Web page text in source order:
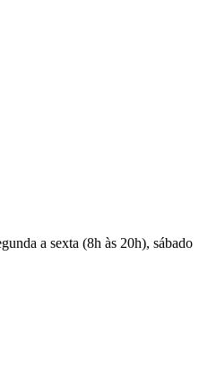
a sexta (8h às 20h), sábado